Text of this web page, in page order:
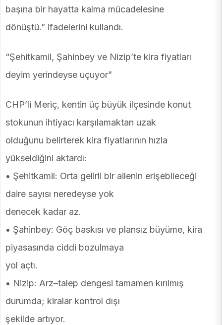
başına bir hayatta kalma mücadelesine
dönüştü.” ifadelerini kullandı.
“Şehitkamil, Şahinbey ve Nizip’te kira fiyatları
deyim yerindeyse uçuyor”
CHP’li Meriç, kentin üç büyük ilçesinde konut
stokunun ihtiyacı karşılamaktan uzak
olduğunu belirterek kira fiyatlarının hızla
yükseldiğini aktardı:
• Şehitkamil: Orta gelirli bir ailenin erişebileceği
daire sayısı neredeyse yok
denecek kadar az.
• Şahinbey: Göç baskısı ve plansız büyüme, kira
piyasasında ciddi bozulmaya
yol açtı.
• Nizip: Arz–talep dengesi tamamen kırılmış
durumda; kiralar kontrol dışı
şekilde artıyor.